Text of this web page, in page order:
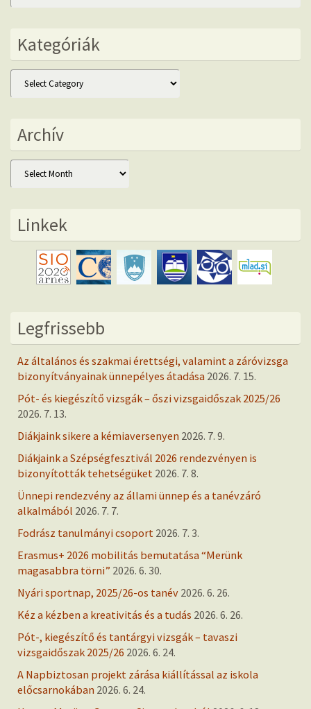
Kategóriák
Kategóriák
Archív
Archív
Linkek
Legfrissebb
Az általános és szakmai érettségi, valamint a záróvizsga
bizonyítványainak ünnepélyes átadása 2026. 7. 15.
Pót- és kiegészítő vizsgák – őszi vizsgaidőszak 2025/26
2026. 7. 13.
Diákjaink sikere a kémiaversenyen 2026. 7. 9.
Diákjaink a Szépségfesztivál 2026 rendezvényen is
bizonyították tehetségüket 2026. 7. 8.
Ünnepi rendezvény az állami ünnep és a tanévzáró
alkalmából 2026. 7. 7.
Fodrász tanulmányi csoport 2026. 7. 3.
Erasmus+ 2026 mobilitás bemutatása “Merünk
magasabbra törni” 2026. 6. 30.
Nyári sportnap, 2025/26-os tanév 2026. 6. 26.
Kéz a kézben a kreativitás és a tudás 2026. 6. 26.
Pót-, kiegészítő és tantárgyi vizsgák – tavaszi
vizsgaidőszak 2025/26 2026. 6. 24.
A Napbiztosan projekt zárása kiállítással az iskola
előcsarnokában 2026. 6. 24.